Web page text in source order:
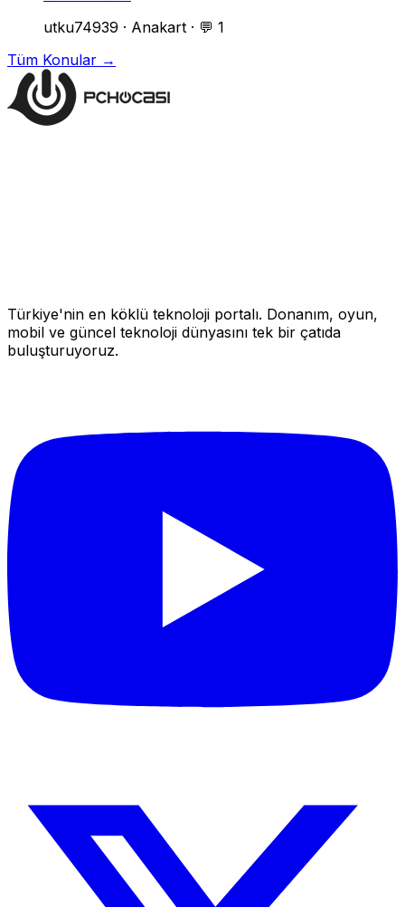
utku74939 · Anakart · 💬 1
Tüm Konular →
Türkiye'nin en köklü teknoloji portalı. Donanım, oyun,
mobil ve güncel teknoloji dünyasını tek bir çatıda
buluşturuyoruz.